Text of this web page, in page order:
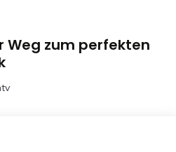
Weg zum perfekten